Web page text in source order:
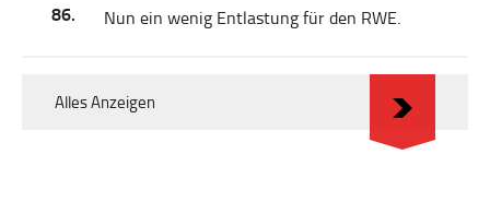
86. Nun ein wenig Entlastung für den RWE.
Alles Anzeigen